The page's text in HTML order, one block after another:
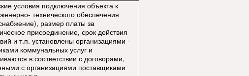
условия подключения объекта к
технического обеспечения
размер платы за
присоединение, срок действия
и т.п. установлены организациями -
коммунальных услуг и
в соответствии с договорами,
с организациями поставщиками